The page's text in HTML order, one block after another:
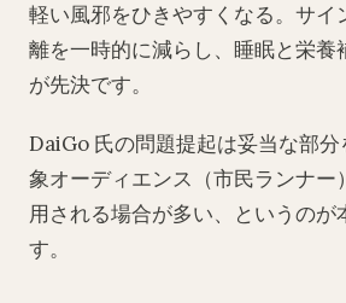
軽い風邪をひきやすくなる。サイ
離を一時的に減らし、睡眠と栄養
が先決です。
DaiGo 氏の問題提起は妥当な部
象オーディエンス（市民ランナー
用される場合が多い、というのが
す。